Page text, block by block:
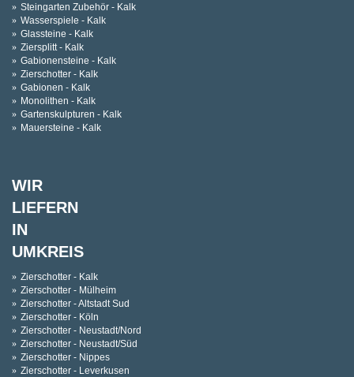
Steingarten Zubehör - Kalk
Wasserspiele - Kalk
Glassteine - Kalk
Ziersplitt - Kalk
Gabionensteine - Kalk
Zierschotter - Kalk
Gabionen - Kalk
Monolithen - Kalk
Gartenskulpturen - Kalk
Mauersteine - Kalk
WIR
LIEFERN
IN
UMKREIS
Zierschotter - Kalk
Zierschotter - Mülheim
Zierschotter - Altstadt Sud
Zierschotter - Köln
Zierschotter - Neustadt/Nord
Zierschotter - Neustadt/Süd
Zierschotter - Nippes
Zierschotter - Leverkusen